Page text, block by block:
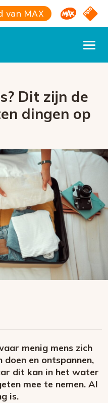
van MAX Omroep
NPO
Dit zijn de
dingen op
menig mens zich
doen en ontspannen,
dit kan in het water
mee te nemen. Al
is.